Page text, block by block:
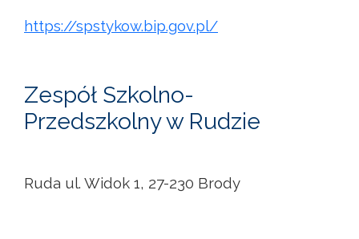
https://spstykow.bip.gov.pl/
Zespół Szkolno-
Przedszkolny w Rudzie
Ruda ul. Widok 1, 27-230 Brody